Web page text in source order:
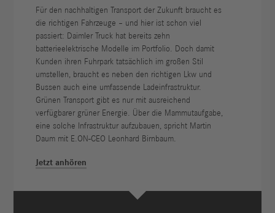
Für den nachhaltigen Transport der Zukunft braucht es
die richtigen Fahrzeuge – und hier ist schon viel
passiert: Daimler Truck hat bereits zehn
batterieelektrische Modelle im Portfolio. Doch damit
Kunden ihren Fuhrpark tatsächlich im großen Stil
umstellen, braucht es neben den richtigen Lkw und
Bussen auch eine umfassende Ladeinfrastruktur.
Grünen Transport gibt es nur mit ausreichend
verfügbarer grüner Energie. Über die Mammutaufgabe,
eine solche Infrastruktur aufzubauen, spricht Martin
Daum mit E.ON-CEO Leonhard Birnbaum.
Jetzt anhören